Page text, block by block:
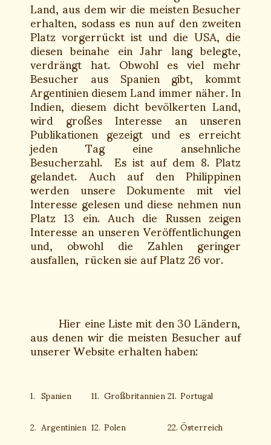
Land, aus dem wir die meisten Besucher
erhalten, sodass es nun auf den zweiten
Platz vorgerrückt ist und die USA, die
diesen beinahe ein Jahr lang belegte,
verdrängt hat. Obwohl es viel mehr
Besucher aus Spanien gibt, kommt
Argentinien diesem Land immer näher. In
Indien, diesem dicht bevölkerten Land,
wird großes Interesse an unseren
Publikationen gezeigt und es erreicht
jeden Tag eine ansehnliche
Besucherzahl. Es ist auf dem 8. Platz
gelandet. Auch auf den Philippinen
werden unsere Dokumente mit viel
Interesse gelesen und diese nehmen nun
Platz 13 ein. Auch die Russen zeigen
Interesse an unseren Veröffentlichungen
und, obwohl die Zahlen geringer
ausfallen, rücken sie auf Platz 26 vor.
Hier eine Liste mit den 30 Ländern,
aus denen wir die meisten Besucher auf
unserer Website erhalten haben:
1. Spanien 11. Großbritannien21.Portugal
2. Argentinien12.Polen 22.Österreich